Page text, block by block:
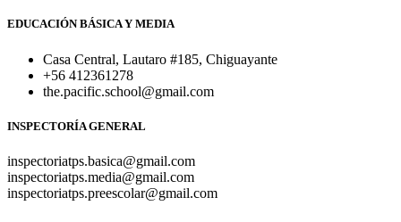
EDUCACIÓN BÁSICA Y MEDIA
Casa Central, Lautaro #185, Chiguayante
+56 412361278
the.pacific.school@gmail.com
INSPECTORÍA GENERAL
inspectoriatps.basica@gmail.com
inspectoriatps.media@gmail.com
inspectoriatps.preescolar@gmail.com